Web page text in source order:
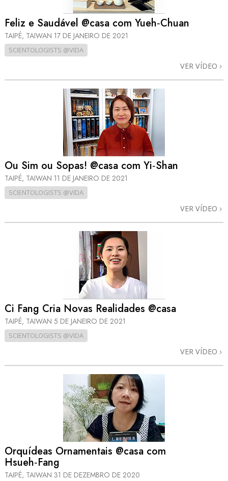
Feliz e Saudável @casa com Yueh‑Chuan
TAIPÉ, TAIWAN 17 DE JANEIRO DE 2021
SCIENTOLOGISTS @VIDA
VER VÍDEO
Ou Sim ou Sopas! @casa com Yi‑Shan
TAIPÉ, TAIWAN 11 DE JANEIRO DE 2021
SCIENTOLOGISTS @VIDA
VER VÍDEO
Ci Fang Cria Novas Realidades @casa
TAIPÉ, TAIWAN 5 DE JANEIRO DE 2021
SCIENTOLOGISTS @VIDA
VER VÍDEO
Orquídeas Ornamentais @casa com
Hsueh‑Fang
TAIPÉ, TAIWAN 31 DE DEZEMBRO DE 2020